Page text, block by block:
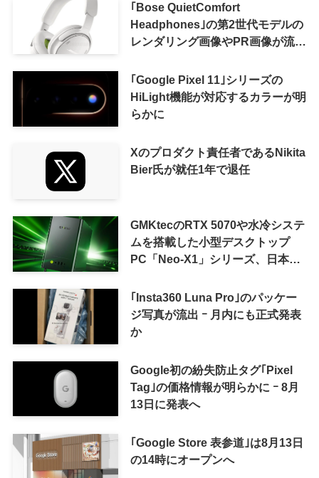
｢Bose QuietComfort
Headphones｣の第2世代モデルの
レンダリング画像やPR画像が流出
｢Google Pixel 11｣シリーズの
HiLight機能が対応するカラーが明
らかに
Xのプロダクト責任者であるNikita
Bier氏が就任1年で退任
GMKtecのRTX 5070や水冷システ
ムを搭載した小型デスクトップ
PC「Neo-X1」シリーズ、日本で
｢Insta360 Luna Pro｣のパッケー
ジ写真が流出 ｰ 月内にも正式発表
か
Google初の紛失防止タグ｢Pixel
Tag｣の価格情報が明らかに ｰ 8月
13日に発表へ
｢Google Store 表参道｣は8月13日
の14時にオープンへ